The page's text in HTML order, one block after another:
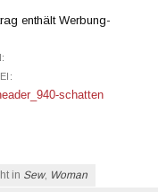
enthält Werbung-
in Sew, Woman